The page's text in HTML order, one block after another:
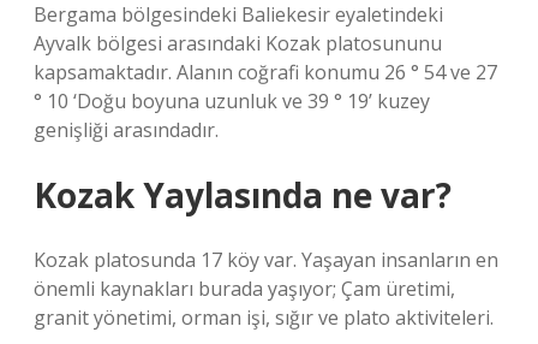
Bergama bölgesindeki Baliekesir eyaletindeki
Ayvalk bölgesi arasındaki Kozak platosununu
kapsamaktadır. Alanın coğrafi konumu 26 ° 54 ve 27
° 10 ‘Doğu boyuna uzunluk ve 39 ° 19’ kuzey
genişliği arasındadır.
Kozak Yaylasında ne var?
Kozak platosunda 17 köy var. Yaşayan insanların en
önemli kaynakları burada yaşıyor; Çam üretimi,
granit yönetimi, orman işi, sığır ve plato aktiviteleri.